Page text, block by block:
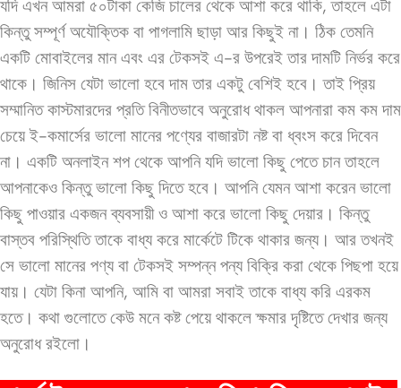
যদি এখন আমরা ৫০টাকা কেজি চালের থেকে আশা করে থাকি, তাহলে এটা
কিন্তু সম্পূর্ণ অযৌক্তিক বা পাগলামি ছাড়া আর কিছুই না। ঠিক তেমনি
একটি মোবাইলের মান এবং এর টেকসই এ-র উপরেই তার দামটি নির্ভর করে
থাকে। জিনিস যেটা ভালো হবে দাম তার একটু বেশিই হবে।তাই প্রিয়
সম্মানিত কাস্টমারদের প্রতি বিনীতভাবে অনুরোধ থাকল আপনারা কম কম দাম
চেয়ে ই-কমার্সের ভালো মানের পণ্যের বাজারটা নষ্ট বা ধ্বংস করে দিবেন
না। একটি অনলাইন শপ থেকে আপনি যদি ভালো কিছু পেতে চান তাহলে
আপনাকেও কিন্তু ভালো কিছু দিতে হবে। আপনি যেমন আশা করেন ভালো
কিছু পাওয়ার একজন ব্যবসায়ী ও আশা করে ভালো কিছু দেয়ার। কিন্তু
বাস্তব পরিস্থিতি তাকে বাধ্য করে মার্কেটে টিকে থাকার জন্য। আর তখনই
সে ভালো মানের পণ্য বা টেকসই সম্পন্ন পন্য বিক্রি করা থেকে পিছপা হয়ে
যায়। যেটা কিনা আপনি, আমি বা আমরা সবাই তাকে বাধ্য করি এরকম
হতে। কথা গুলোতে কেউ মনে কষ্ট পেয়ে থাকলে ক্ষমার দৃষ্টিতে দেখার জন্য
অনুরোধ রইলো।